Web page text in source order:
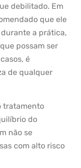
debilitado. Em
que ele
a prática,
possam ser
é
de qualquer
tratamento
do
não se
com alto risco